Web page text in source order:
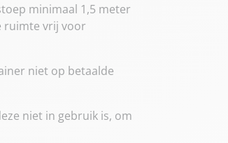
minimaal 1,5 meter
ruimte vrij voor
niet op betaalde
niet in gebruik is, om